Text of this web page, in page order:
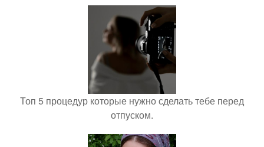
Топ 5 процедур которые нужно сделать тебе перед
отпуском.